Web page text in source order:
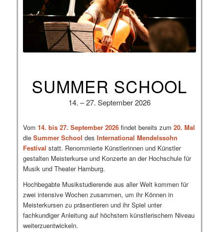
SUMMER SCHOOL
14. – 27. September 2026
Vom 14. bis 27. September 2026findet bereits zum 20. Mal
die Summer School des International Mendelssohn
Festival statt. Renommierte Künstlerinnen und Künstler
gestalten Meisterkurse und Konzerte an der Hochschule für
Musik und Theater Hamburg.
Hochbegabte Musikstudierende aus aller Welt kommen für
zwei intensive Wochen zusammen, um ihr Können in
Meisterkursen zu präsentieren und ihr Spiel unter
fachkundiger Anleitung auf höchstem künstlerischem Niveau
weiterzuentwickeln.